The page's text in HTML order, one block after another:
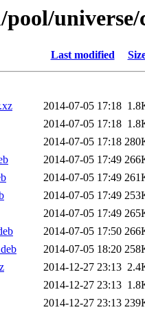
universe/
Last modified
2014-07-05 17:18
2014-07-05 17:18
2014-07-05 17:18
2014-07-05 17:49
2014-07-05 17:49
2014-07-05 17:49
2014-07-05 17:49
2014-07-05 17:50
2014-07-05 18:20
2014-12-27 23:13
2014-12-27 23:13
2014-12-27 23:13